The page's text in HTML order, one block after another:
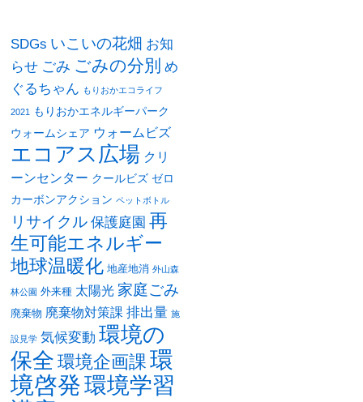
SDGs いこいの花畑 お知
らせ ごみ ごみの分別 め
ぐるちゃん もりおかエコライフ
2021
もりおかエネルギーパーク
ウォームシェア ウォームビズ
エコアス広場 クリ
ーンセンター クールビズ ゼロ
カーボンアクション ペットボトル
リサイクル 保護庭園 再
生可能エネルギー
地球温暖化 地産地消 外山森
林公園 外来種 太陽光 家庭ごみ
廃棄物 廃棄物対策課 排出量 施
設見学 気候変動 環境の
保全 環境企画課 環
境啓発環境学習